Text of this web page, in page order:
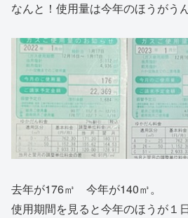
なんと！使用量は今年のほうがう
去年が176㎥ 今年が140㎥。
使用期間を見ると今年のほうが１